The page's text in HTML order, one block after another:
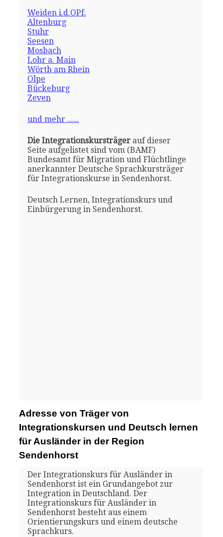
Weiden i.d.OPf.
Altenburg
Stuhr
Seesen
Mosbach
Lohr a. Main
Wörth am Rhein
Olpe
Bückeburg
Zeven
und mehr ......
Die Integrationskursträgerauf dieser
Seite aufgelistet sind vom (BAMF)
Bundesamt für Migration und Flüchtlinge
anerkannter Deutsche Sprachkursträger
für Integrationskurse in Sendenhorst.
Deutsch Lernen, Integrationskurs und
Einbürgerung in Sendenhorst.
Adresse von Träger von
Integrationskursen und Deutsch lernen
für Ausländer in der Region
Sendenhorst
Der Integrationskurs für Ausländer in
Sendenhorst ist ein Grundangebot zur
Integration in Deutschland. Der
Integrationskurs für Ausländer in
Sendenhorst besteht aus einem
Orientierungskurs und einem deutsche
Sprachkurs.